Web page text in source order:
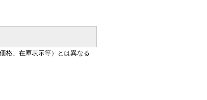
格、在庫表示等）とは異なる